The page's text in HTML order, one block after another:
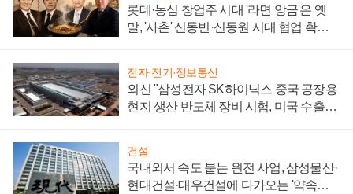
롯데·농심 창업주 시대 '라면 앙금'은 옛
말, '사촌' 신동빈·신동원 시대 협업 확대
전자·전기·정보통신
외신 "삼성전자 SK하이닉스 중국 공장용
현지 생산 반도체 장비 시험, 미국 수출통
건설
국내외서 속도 붙는 원전 사업, 삼성물산·
현대건설·대우건설에 다가오는 '약속의